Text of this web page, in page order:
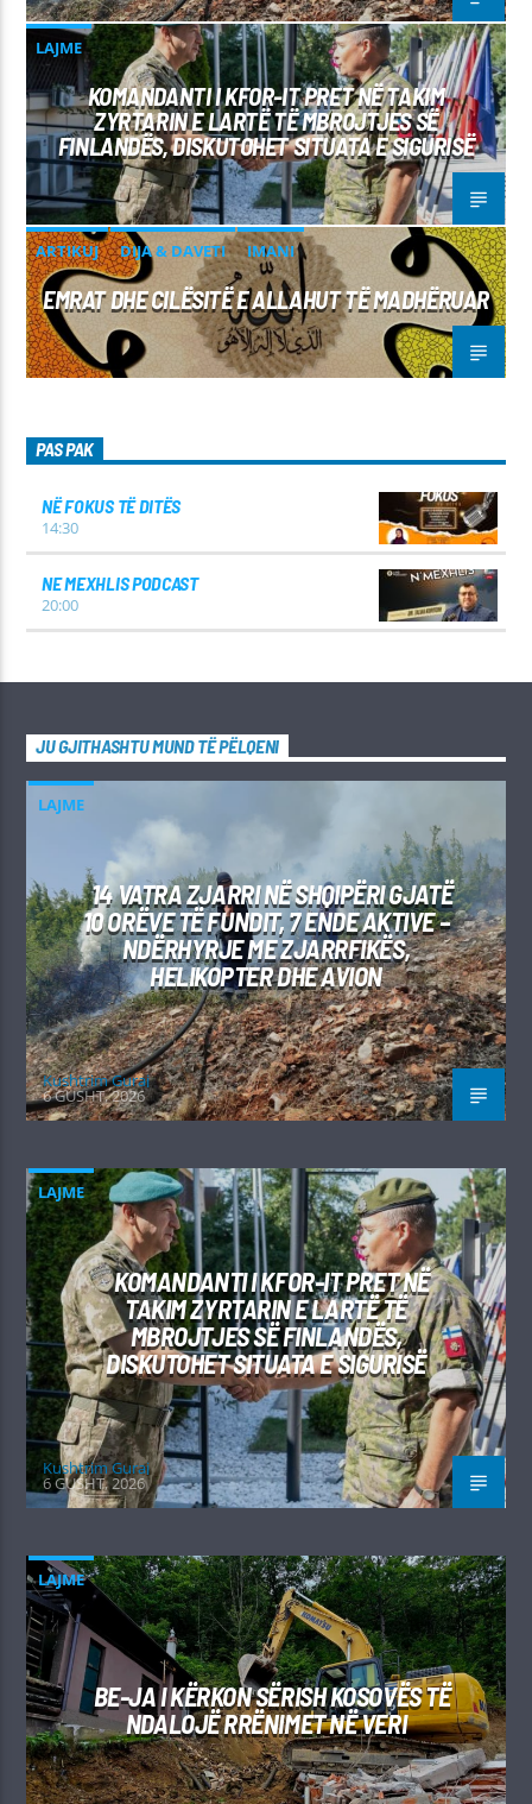
LAJME
KOMANDANTI I KFOR-IT PRET NË TAKIM
ZYRTARIN E LARTË TË MBROJTJES SË
FINLANDËS, DISKUTOHET SITUATA E SIGURISË
ARTIKUJ DIJA & DAVETI IMANI
EMRAT DHE CILËSITË E ALLAHUT TË MADHËRUAR
PAS PAK
NË FOKUS TË DITËS
14:30
NE MEXHLIS PODCAST
20:00
JU GJITHASHTU MUND TË PËLQENI
LAJME
14 VATRA ZJARRI NË SHQIPËRI GJATË
10 ORËVE TË FUNDIT, 7 ENDE AKTIVE –
NDËRHYRJE ME ZJARRFIKËS,
HELIKOPTER DHE AVION
Kushtrim Guraj
6 GUSHT, 2026
LAJME
KOMANDANTI I KFOR-IT PRET NË
TAKIM ZYRTARIN E LARTË TË
MBROJTJES SË FINLANDËS,
DISKUTOHET SITUATA E SIGURISË
Kushtrim Guraj
6 GUSHT, 2026
LAJME
BE-JA I KËRKON SËRISH KOSOVËS TË
NDALOJË RRËNIMET NË VERI